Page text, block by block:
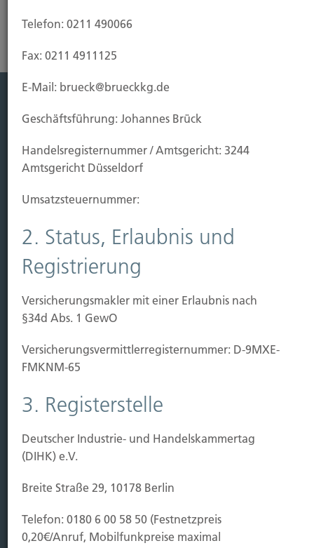
Leistung
Leben
Vorsorgen
Sichern
Kauf Grundstück
Baubeginn
Baufertigstellung/Hauskauf
Schaden
Kontakt
Hubert Brück KG
Telefon:0211-490066 |Fax: 0211-4911125 |
brueck@brueckkg.de
Kontaktformular
© Hubert Brück KG
Telefon: 0211 490066
Fax: 0211 4911125
E-Mail: brueck@brueckkg.de
Geschäftsführung: Johannes Brück
Handels­registernummer / Amtsgericht: 3244
Amtsgericht Düsseldorf
Umsatzsteuer­nummer:
2. Status, Erlaubnis und
Registrierung
Versicherungsmakler mit einer Erlaubnis nach
§34d Abs. 1 GewO
Versicherungs­vermittler­registernummer: D-9MXE-
FMKNM-65
3. Registerstelle
Deutscher Industrie- und Handelskammertag
(DIHK) e.V.
Breite Straße 29, 10178 Berlin
Telefon: 0180 6 00 58 50 (Festnetzpreis
0,20€/Anruf, Mobilfunkpreise maximal